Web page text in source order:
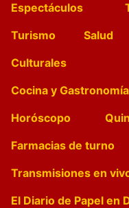
Espectáculos
Turismo
Salud
Culturales
Cocina y Gastronomía
Horóscopo
Farmacias de turno
Transmisiones en
El Diario de Papel en